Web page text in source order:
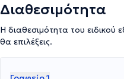
Διαθεσιμότητα
Η διαθεσιμότητα του
θα επιλέξεις.